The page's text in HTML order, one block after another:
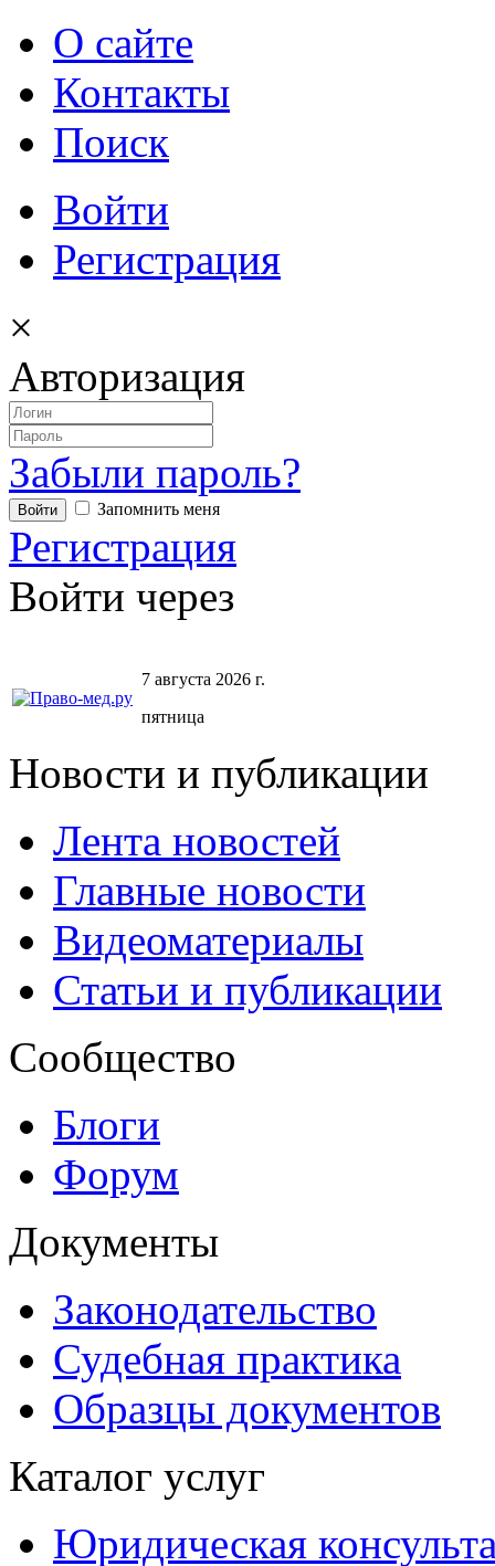
О сайте
Контакты
Поиск
Войти
Регистрация
×
Авторизация
Забыли пароль?
Запомнить меня
Регистрация
Войти через
7 августа 2026 г.
пятница
Новости и публикации
Лента новостей
Главные новости
Видеоматериалы
Статьи и публикации
Сообщество
Блоги
Форум
Документы
Законодательство
Судебная практика
Образцы документов
Каталог услуг
Юридическая